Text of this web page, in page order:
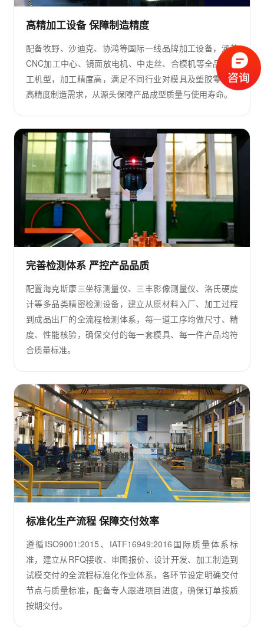
高精加工设备 保障制造精度
配备牧野、沙迪克、协鸿等国际一线品牌加工设备，涵盖
CNC加工中心、镜面放电机、中走丝、合模机等全品类加
工机型，加工精度高，满足不同行业对模具及塑胶零件的
高精度制造需求，从源头保障产品成型质量与使用寿命。
完善检测体系 严控产品品质
配置海克斯康三坐标测量仪、三丰影像测量仪、洛氏硬度
计等多品类精密检测设备，建立从原材料入厂、加工过程
到成品出厂的全流程检测体系，每一道工序均做尺寸、精
度、性能核验，确保交付的每一套模具、每一件产品均符
合质量标准。
标准化生产流程 保障交付效率
遵循ISO9001:2015、IATF16949:2016国际质量体系标
准，建立从RFQ接收、审图报价、设计开发、加工制造到
试模交付的全流程标准化作业体系，各环节设定明确交付
节点与质量标准，配备专人跟进项目进度，确保订单按质
按期交付。